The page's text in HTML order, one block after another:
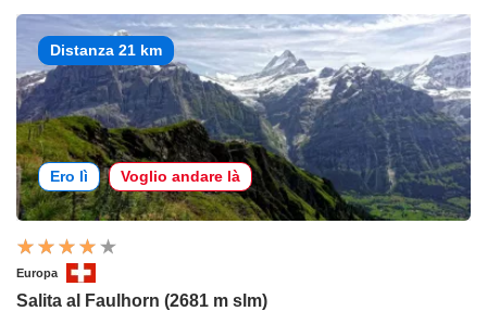
Distanza 21 km
Ero lì Voglio andare là
Europa
Salita al Faulhorn (2681 m slm)